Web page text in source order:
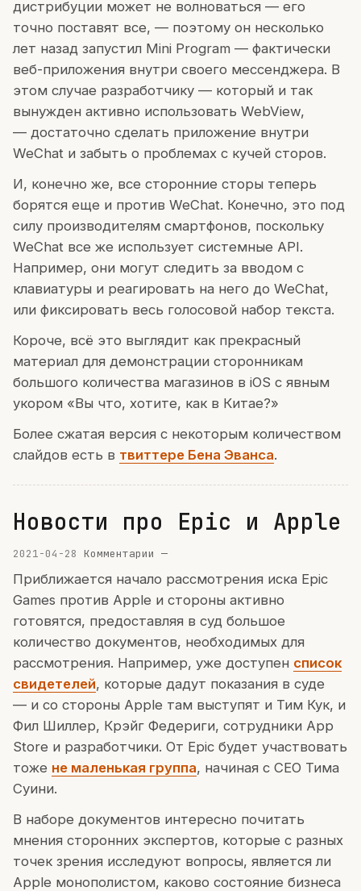
дистрибуции может не волноваться — его
точно поставят все, — поэтому он несколько
лет назад запустил Mini Program — фактически
веб-приложения внутри своего мессенджера. В
этом случае разработчику — который и так
вынужден активно использовать WebView,
— достаточно сделать приложение внутри
WeChat и забыть о проблемах с кучей сторов.
И, конечно же, все сторонние сторы теперь
борятся еще и против WeChat. Конечно, это под
силу производителям смартфонов, поскольку
WeChat все же использует системные API.
Например, они могут следить за вводом с
клавиатуры и реагировать на него до WeChat,
или фиксировать весь голосовой набор текста.
Короче, всё это выглядит как прекрасный
материал для демонстрации сторонникам
большого количества магазинов в iOS с явным
укором «Вы что, хотите, как в Китае?»
Более сжатая версия с некоторым количеством
слайдов есть в твиттере Бена Эванса.
Новости про Epic и Apple
2021-04-28 Комментарии —
Приближается начало рассмотрения иска Epic
Games против Apple и стороны активно
готовятся, предоставляя в суд большое
количество документов, необходимых для
рассмотрения. Например, уже доступен список
свидетелей, которые дадут показания в суде
— и со стороны Apple там выступят и Тим Кук, и
Фил Шиллер, Крэйг Федериги, сотрудники App
Store и разработчики. От Epic будет участвовать
тоже не маленькая группа, начиная с CEO Тима
Суини.
В наборе документов интересно почитать
мнения сторонних экспертов, которые с разных
точек зрения исследуют вопросы, является ли
Apple монополистом, каково состояние бизнеса